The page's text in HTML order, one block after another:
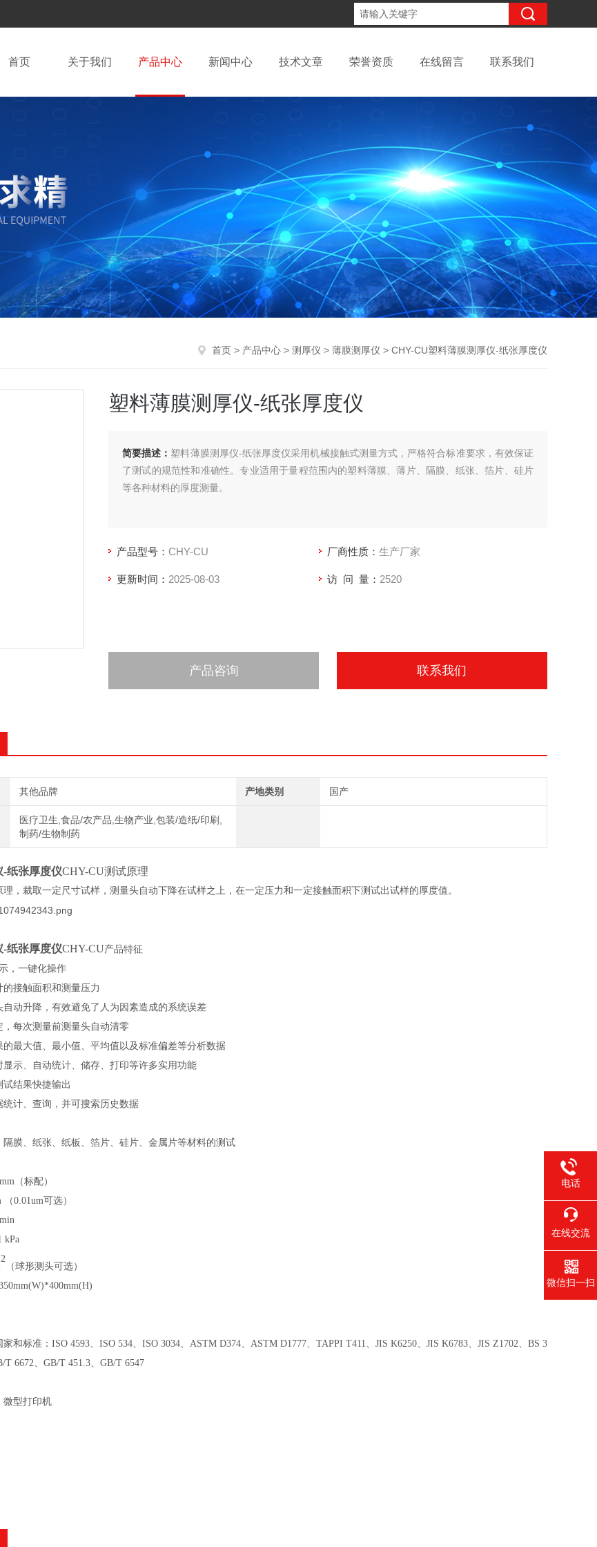
首页 关于我们 产品中心 新闻中心 技术文章 荣誉资质 在线留言 联系我们
首页 > 产品中心 > 测厚仪 > 薄膜测厚仪 > CHY-CU塑料薄膜测厚仪-纸张厚度仪
塑料薄膜测厚仪-纸张厚度仪
简要描述： 塑料薄膜测厚仪-纸张厚度仪采用机械接触式测量方式，严格符合标准要求，有效保证
了测试的规范性和准确性。专业适用于量程范围内的塑料薄膜、薄片、隔膜、纸张、箔片、硅片
等各种材料的厚度测量。
产品型号： CHY-CU 厂商性质：生产厂家
更新时间： 2025-08-03 访 问 量： 2520
产品咨询 联系我们
其他品牌 产地类别 国产
医疗卫生,食品/农产品,生物产业,包装/造纸/印刷,
制药/生物制药
纸张厚度仪CHY-CU测试原理
， 裁取一定尺寸试样，测量头自动下降在试样之上，在一定压力和一定接触面积下测试出试样的厚度值。
纸张厚度仪CHY-CU产品特征
，一键化操作
接触面积和测量压力
自动升降，有效避免了人为因素造成的系统误差
每次测量前测量头自动清零
的最大值、最小值、平均值以及标准偏差等分析数据
显示、自动统计、储存、打印等许多实用功能
结果快捷输出
统计、查询，并可搜索历史数据
隔膜、纸张、纸板、箔片、硅片、金属片等材料的测试
（标配）
（0.01um可选）
kPa
2
（球形测头可选）
和标准：ISO 4593、ISO 534、ISO 3034、ASTM D374、ASTM D1777、TAPPI T411、JIS K6250、JIS K6783、JIS Z1702、BS 3
T 6672、GB/T 451.3、GB/T 6547
微型打印机
电话
在线交流
微信扫一扫